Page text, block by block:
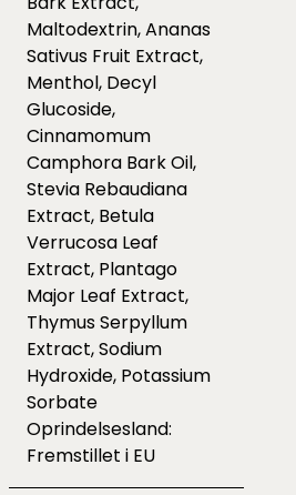
Maltodextrin, Ananas
Sativus Fruit Extract,
Menthol, Decyl
Glucoside,
Cinnamomum
Camphora Bark Oil,
Stevia Rebaudiana
Extract, Betula
Verrucosa Leaf
Extract, Plantago
Major Leaf Extract,
Thymus Serpyllum
Extract, Sodium
Hydroxide, Potassium
Sorbate
Oprindelsesland:
Fremstillet i EU